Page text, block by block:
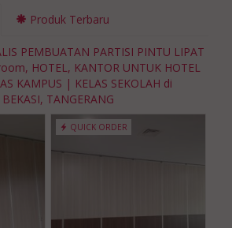
Produk Terbaru
PEMBUATAN PARTISI PINTU LIPAT
HOTEL, KANTOR UNTUK HOTEL
KAMPUS | KELAS SEKOLAH di
TANGERANG
QUICK ORDER